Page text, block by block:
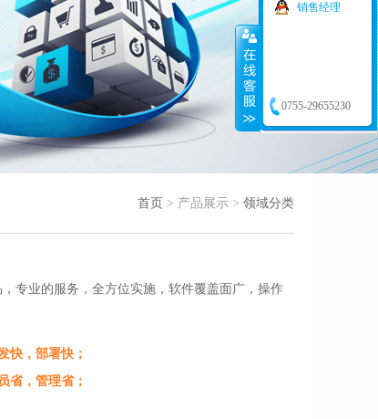
首页 > 产品展示 > 领域分类
专业的服务，全方位实施，软件覆盖面广，操作
快，部署快；
省，管理省；
销售经理
0755-29655230